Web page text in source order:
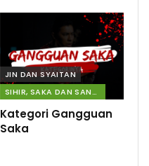
JIN DAN SYAITAN
SIHIR, SAKA DAN SANTAU
Kategori Gangguan
Saka